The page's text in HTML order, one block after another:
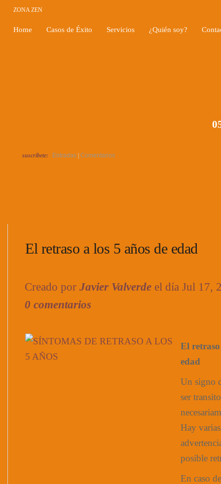
ZONA ZEN
Home Casos de Éxito Servicios ¿Quién soy?
suscríbete: Entradas Comentarios
El retraso a los 5 años de edad
Creado por Javier Valverde el día Jul 17,
0 comentarios
El
edad
Un signo
ser
Hay
posible
En caso